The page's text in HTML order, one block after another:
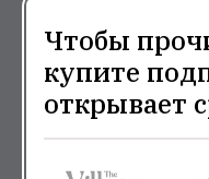
Чтобы
купите
открывает